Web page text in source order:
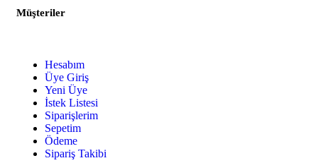
Müşteriler
Hesabım
Üye Giriş
Yeni Üye
İstek Listesi
Siparişlerim
Sepetim
Ödeme
Sipariş Takibi